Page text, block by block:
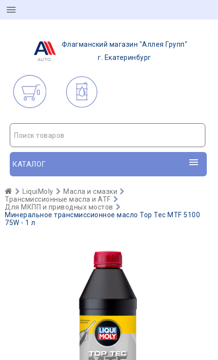
Флагманский магазин "Аллея Групп"
г. Екатеринбург
0
Поиск товаров
КАТАЛОГ
LiquiMoly
Масла и смазки
Трансмиссионные масла и ATF
Для МКПП и приводных мостов
Минеральное трансмиссионное масло Top Tec MTF 5100
75W - 1 л